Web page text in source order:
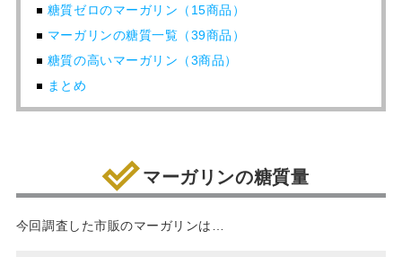
糖質ゼロのマーガリン（15商品）
マーガリンの糖質一覧（39商品）
糖質の高いマーガリン（3商品）
まとめ
マーガリンの糖質量
今回調査した市販のマーガリンは…